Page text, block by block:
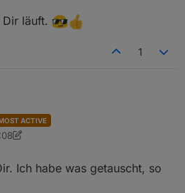
läuft.
1
gestört.
überhaupt funktionierte, nach zig
wäre verrückt, aber es hatte mich
wenig if/then...
stört kann man ja z.B. am Ende
der String sauber. :D
ACTIVE
Ich habe was getauscht, so